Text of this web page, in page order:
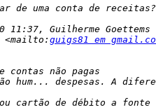
<mailto: guigs81 em